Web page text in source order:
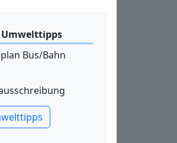
Bus/Bahn